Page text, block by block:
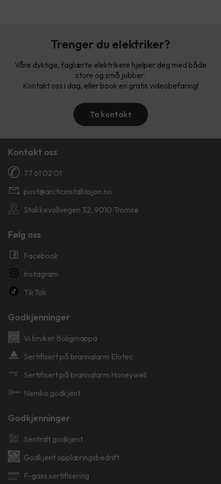
Trenger du elektriker?
Våre dyktige, faglærte elektrikere hjelper deg med både
store og små jobber.
Kontakt oss i dag, eller book en gratis videobefaring!
Ta kontakt
Kontakt oss
77 61 02 01
post@arcticinstallasjon.no
Stakkevollvegen 32, 9010 Tromsø
Følg oss
Facebook
Instagram
TikTok
Godkjenninger
Vi bruker Boligmappa
Sertifisert på brannalarm Elotec
Sertifisert på brannalarm Honeywell
Nemko godkjent
Godkjenninger
Sentralt godkjent
Godkjent opplæringsbedrift
F-gass sertifisering